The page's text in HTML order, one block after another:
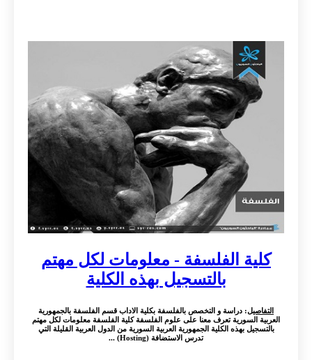
كلية الفلسفة - معلومات لكل مهتم
بالتسجيل بهذه الكلية
التفاصيل: دراسة و التخصص بالفلسفة بكلية الاداب قسم الفلسفة بالجمهورية
العربية السورية تعرف معنا على علوم الفلسفة كلية الفلسفة معلومات لكل مهتم
بالتسجيل بهذه الكلية الجمهورية العربية السورية من الدول العربية القليلة التي
تدرس الاستضافة (Hosting) ...